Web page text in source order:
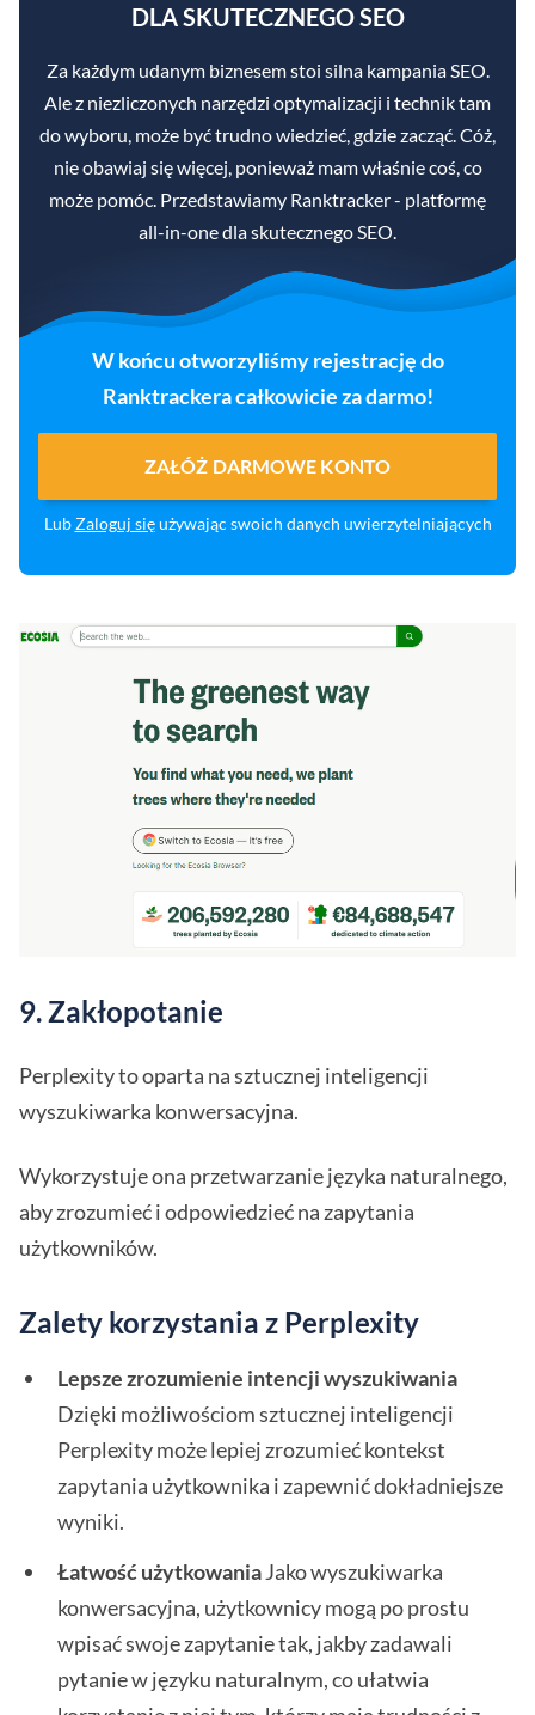
DLA SKUTECZNEGO SEO
Za każdym udanym biznesem stoi silna kampania SEO.
Ale z niezliczonych narzędzi optymalizacji i technik tam
do wyboru, może być trudno wiedzieć, gdzie zacząć. Cóż,
nie obawiaj się więcej, ponieważ mam właśnie coś, co
może pomóc. Przedstawiamy Ranktracker - platformę
all-in-one dla skutecznego SEO.
W końcu otworzyliśmy rejestrację do
Ranktrackera całkowicie za darmo!
ZAŁÓŻ DARMOWE KONTO
LubZaloguj sięużywając swoich danych uwierzytelniających
9. Zakłopotanie
Perplexity to oparta na sztucznej inteligencji
wyszukiwarka konwersacyjna.
Wykorzystuje ona przetwarzanie języka naturalnego,
aby zrozumieć i odpowiedzieć na zapytania
użytkowników.
Zalety korzystania z Perplexity
Lepsze zrozumienie intencji wyszukiwania
Dzięki możliwościom sztucznej inteligencji
Perplexity może lepiej zrozumieć kontekst
zapytania użytkownika i zapewnić dokładniejsze
wyniki.
Łatwość użytkowaniaJako wyszukiwarka
konwersacyjna, użytkownicy mogą po prostu
wpisać swoje zapytanie tak, jakby zadawali
pytanie w języku naturalnym, co ułatwia